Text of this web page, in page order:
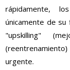
rápidamente,
únicamente de su
"upskilling"
urgente.